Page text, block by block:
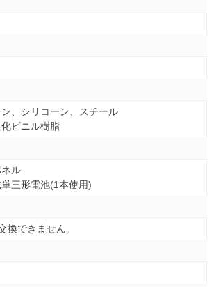
、シリコーン、スチール
ビニル樹脂
ル
三形電池(1本使用)
できません。